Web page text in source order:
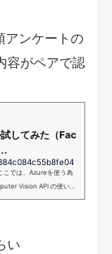
アンケートの
容がペアで認
してみた（Fac
こでは、Azureを使う為
Vision API の使い方
い